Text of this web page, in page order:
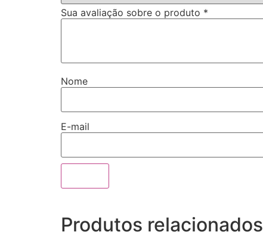
Sua avaliação sobre o produto *
Nome
E-mail
Produtos relacionados